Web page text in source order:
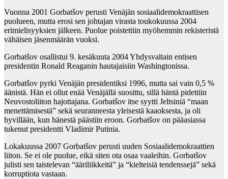
Vuonna 2001 Gorbatšov perusti Venäjän sosiaalidemokraattisen
puolueen, mutta erosi sen johtajan virasta toukokuussa 2004
erimielisyyksien jälkeen. Puolue poistettiin myöhemmin rekisteristä
vähäisen jäsenmäärän vuoksi.
Gorbatšov osallistui 9. kesäkuuta 2004 Yhdysvaltain entisen
presidentin Ronald Reaganin hautajaisiin Washingtonissa.
Gorbatšov pyrki Venäjän presidentiksi 1996, mutta sai vain 0,5 %
äänistä. Hän ei ollut enää Venäjällä suosittu, sillä häntä pidettiin
Neuvostoliiton hajottajana. Gorbatšov itse syytti Jeltsiniä “maan
menettämisestä” sekä seuranneesta yleisestä kaaoksesta, ja oli
hyvillään, kun hänestä päästiin eroon. Gorbatšov on pääasiassa
tukenut presidentti Vladimir Putinia.
Lokakuussa 2007 Gorbatšov perusti uuden Sosiaalidemokraattien
liiton. Se ei ole puolue, eikä siten ota osaa vaaleihin. Gorbatšov
julisti sen taistelevan “ääriliikkeitä” ja “kielteisiä tendenssejä” sekä
korruptiota vastaan.